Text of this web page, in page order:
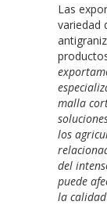
Las
variedad
malla
los
del
puede
la calidad